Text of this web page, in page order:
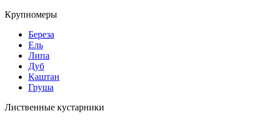
Крупномеры
Береза
Ель
Липа
Дуб
Каштан
Груша
Лиственные кустарники